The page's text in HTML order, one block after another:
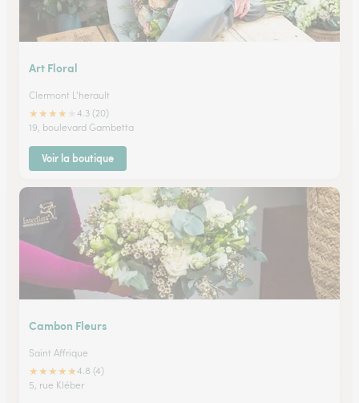
Art Floral
Clermont L'herault
★★★★
4.3 (20)
19, boulevard Gambetta
Voir la boutique
Cambon Fleurs
Saint Affrique
★★★★★4.8 (4)
5, rue Kléber